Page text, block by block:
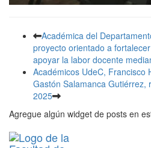
Académica del
proyecto orientado a
apoyar la labor docente
Académicos UdeC, Francisco
Gastón Salamanca Gutiérrez,
2025
Agregue algún widget de posts en